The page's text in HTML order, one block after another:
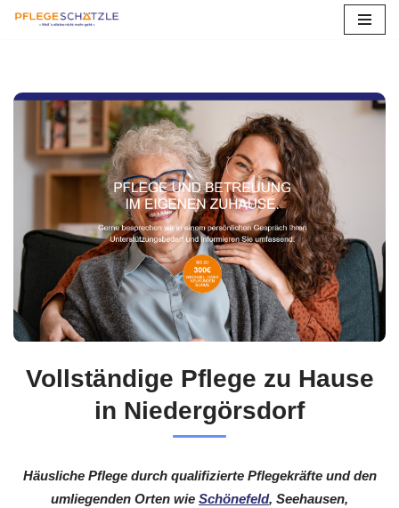
springen
Vollständige Pflege zu Hause
in Niedergörsdorf
Häusliche Pflege durch qualifizierte Pflegekräfte und den
umliegenden Orten wie Schönefeld, Seehausen,